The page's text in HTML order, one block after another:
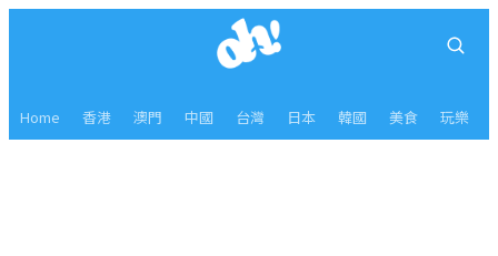
Home 香港 澳門 中國 台灣 日本 韓國 美食 玩樂